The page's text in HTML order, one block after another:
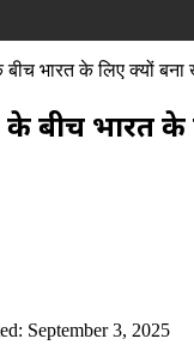
भारत के लिए क्यों बना
के बीच भारत
September 3, 2025